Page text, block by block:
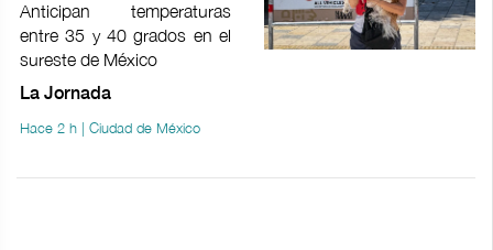
Anticipan temperaturas
entre 35 y 40 grados en el
sureste de México
La Jornada
Hace 2 h | Ciudad de México